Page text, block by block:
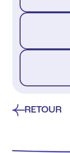
RETOUR